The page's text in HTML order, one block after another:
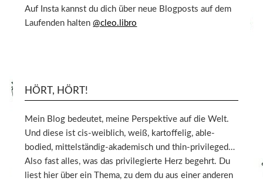
Auf Insta kannst du dich über neue Blogposts auf dem
Laufenden halten@cleo.libro
HÖRT, HÖRT!
Mein Blog bedeutet, meine Perspektive auf die Welt.
Und diese ist cis-weiblich, weiß, kartoffelig, able-
bodied, mittelständig-akademisch und thin-privileged…
Also fast alles, was das privilegierte Herz begehrt. Du
liest hier über ein Thema, zu dem du aus einer anderen